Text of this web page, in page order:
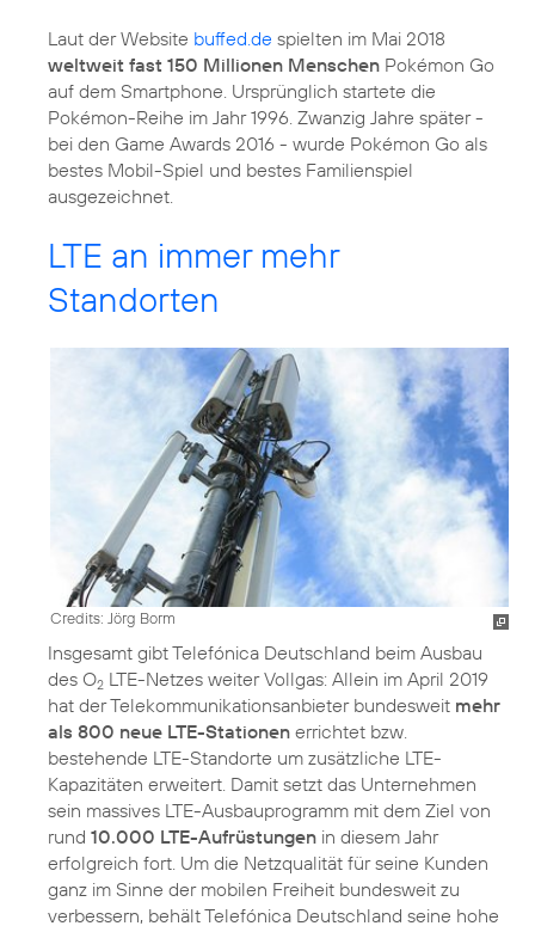
Laut der Website buffed.de spielten im Mai 2018
weltweit fast 150 Millionen Menschen Pokémon Go
auf dem Smartphone. Ursprünglich startete die
Pokémon-Reihe im Jahr 1996. Zwanzig Jahre später -
bei den Game Awards 2016 - wurde Pokémon Go als
bestes Mobil-Spiel und bestes Familienspiel
ausgezeichnet.
LTE an immer mehr
Standorten
Credits: Jörg Borm
Insgesamt gibt Telefónica Deutschland beim Ausbau
des O2 LTE-Netzes weiter Vollgas: Allein im April 2019
hat der Telekommunikationsanbieter bundesweit mehr
als 800 neue LTE-Stationen errichtet bzw.
bestehende LTE-Standorte um zusätzliche LTE-
Kapazitäten erweitert. Damit setzt das Unternehmen
sein massives LTE-Ausbauprogramm mit dem Ziel von
rund 10.000 LTE-Aufrüstungen in diesem Jahr
erfolgreich fort. Um die Netzqualität für seine Kunden
ganz im Sinne der mobilen Freiheit bundesweit zu
verbessern, behält Telefónica Deutschland seine hohe